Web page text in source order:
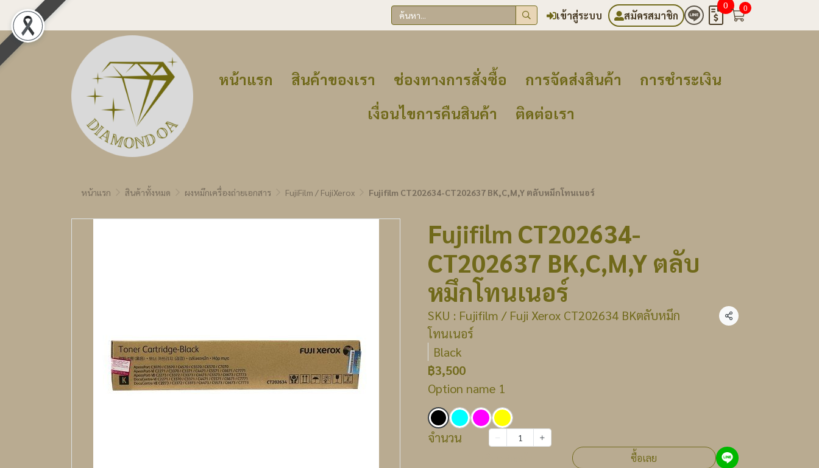
เข้าสู่ระบบ สมัครสมาชิก
0 0
หน้าแรก สินค้าของเรา ช่องทางการสั่งซื้อ การจัดส่งสินค้า
การชำระเงิน
เงื่อนไขการคืนสินค้า
ติดต่อเรา
หน้าแรก สินค้าทั้งหมด ผงหมึกเครื่องถ่ายเอกสาร FujiFilm / FujiXerox Fujifilm CT202634-CT202637 BK,C,M,Y ตลับหมึกโทนเนอร์
Fujifilm CT202634-
CT202637 BK,C,M,Y ตลับ
หมึกโทนเนอร์
SKU : Fujifilm / Fuji Xerox CT202634 BKตลับหมึก
โทนเนอร์
Black
แชร์
฿3,500
Option name 1
จำนวน
ซื้อเลย